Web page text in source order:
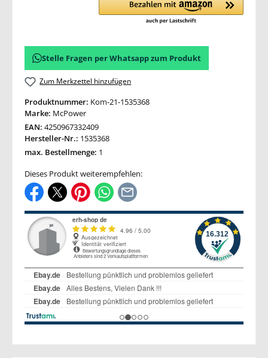
Stelle Fragen per Whatsapp zum Produkt
Zum Merkzettel hinzufügen
Produktnummer: Kom-21-1535368
Marke: McPower
EAN: 4250967332409
Hersteller-Nr.: 1535368
max. Bestellmenge: 1
Dieses Produkt weiterempfehlen: